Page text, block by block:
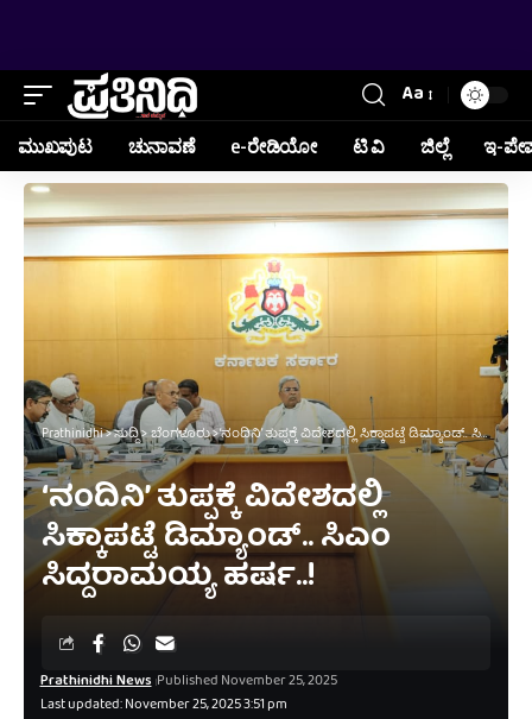
Aa
ಮುಖಪುಟ ಚುನಾವಣೆ e-ರೇಡಿಯೋ ಟಿ ವಿ ಜಿಲ್ಲೆ ಇ-
Prathinidhi>ಸುದ್ದಿ>ಬೆಂಗಳೂರು>‘ನಂದಿನಿ’ ತುಪ್ಪಕ್ಕೆ ವಿದೇಶದಲ್ಲಿ ಸಿಕ್ಕಾಪಟ್ಟೆ ಡಿಮ್ಯಾಂಡ್.. ಸಿಎಂ ಸಿದ್ದರಾಮಯ್ಯ ಹರ್ಷ..!
‘ನಂದಿನಿ’ ತುಪ್ಪಕ್ಕೆ ವಿದೇಶದಲ್ಲಿ
ಸಿಕ್ಕಾಪಟ್ಟೆ ಡಿಮ್ಯಾಂಡ್.. ಸಿಎಂ
ಸಿದ್ದರಾಮಯ್ಯ ಹರ್ಷ..!
Last updated: November 25, 2025 3:51 pm
Prathinidhi News Published November 25, 2025